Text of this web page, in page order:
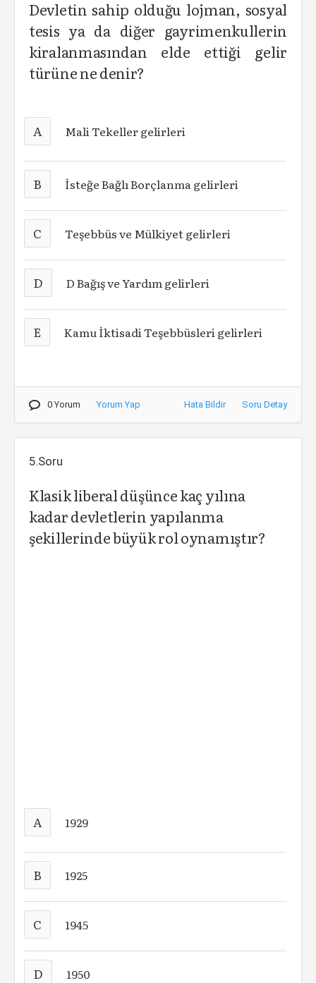
Devletin sahip olduğu lojman, sosyal
tesis ya da diğer gayrimenkullerin
kiralanmasından elde ettiği gelir
türüne ne denir?
A Mali Tekeller gelirleri
B İsteğe Bağlı Borçlanma gelirleri
C Teşebbüs ve Mülkiyet gelirleri
D D Bağış ve Yardım gelirleri
E Kamu İktisadi Teşebbüsleri gelirleri
0 Yorum Yorum Yap Hata Bildir Soru Detay
5.Soru
Klasik liberal düşünce kaç yılına
kadar devletlerin yapılanma
şekillerinde büyük rol oynamıştır?
A 1929
B 1925
C 1945
D 1950